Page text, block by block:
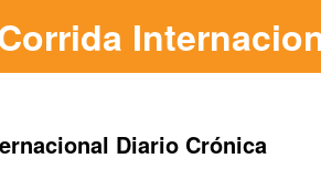
Diario Crónica